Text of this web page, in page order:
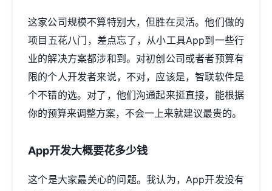
这家公司规模不算特别大，但胜在灵活。他们做的
项目五花八门，差点忘了，从小工具App到一些行
业的解决方案都涉和到。对初创公司或者者预算有
限的个人开发者来说，不对，应该是，智联软件是
个不错的选。对了，他们沟通起来挺直接，能根据
你的预算来调整方案，不会一上来就建议最贵的。
App开发大概要花多少钱
这个是大家最关心的问题。我认为，App开发没有